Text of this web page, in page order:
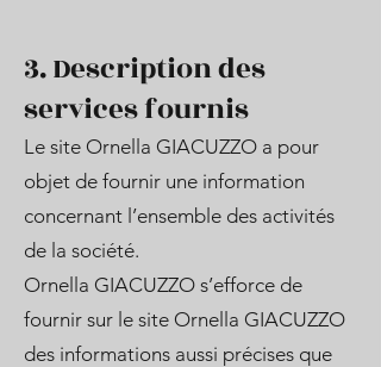
3. Description des
services fournis
Le site Ornella GIACUZZO a pour
objet de fournir une information
concernant l’ensemble des activités
de la société.
Ornella GIACUZZO s’efforce de
fournir sur le site Ornella GIACUZZO
des informations aussi précises que